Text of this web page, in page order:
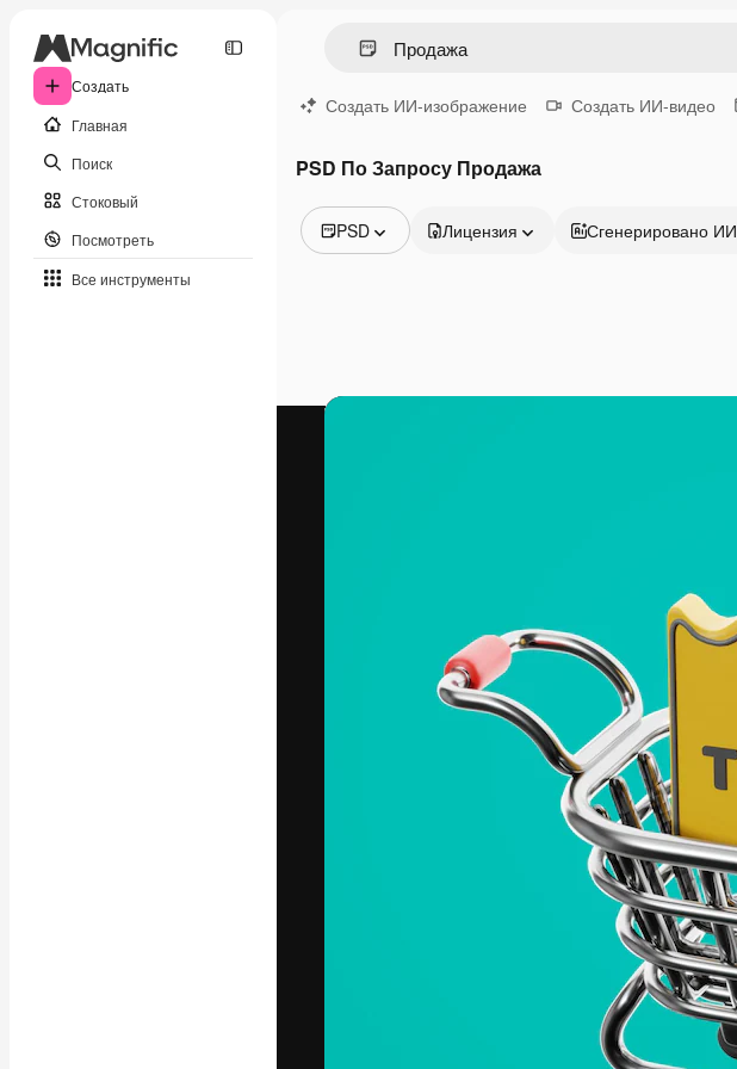
Создать
Главная
Поиск
Стоковый
Посмотреть
Все инструменты
Создать ИИ-изображение Создать ИИ-видео
PSD По Запросу Продажа
PSD
Видео
Лицензия Сгенерировано ИИ
предприятий, агентств и студий.
Pусский